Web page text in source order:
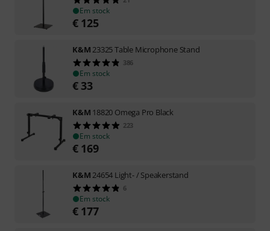
Em stock
€ 125
K&M 23325 Table Microphone Stand
386
Em stock
€ 33
K&M 18820 Omega Pro Black
223
Em stock
€ 169
K&M 24654 Light- / Speakerstand
6
Em stock
€ 177